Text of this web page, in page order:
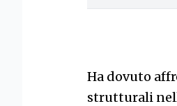
Ha dovuto
strutturali